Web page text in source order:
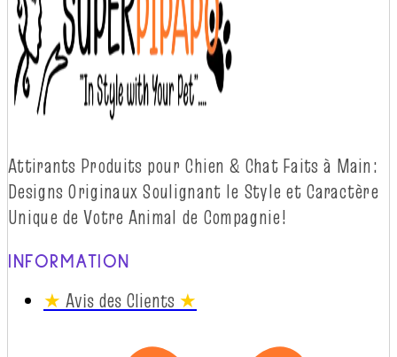
Attirants Produits pour Chien & Chat Faits à Main:
Designs Originaux Soulignant le Style et Caractère
Unique de Votre Animal de Compagnie!
INFORMATION
★ Avis des Clients ★